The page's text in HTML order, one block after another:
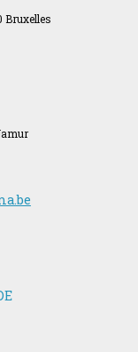
Bruxelles